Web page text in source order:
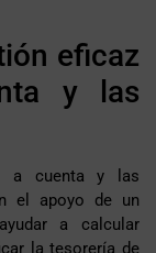
eficaz
y las
a cuenta y las
el apoyo de un
a calcular
la tesorería de